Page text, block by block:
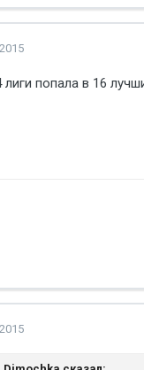
попала в 16